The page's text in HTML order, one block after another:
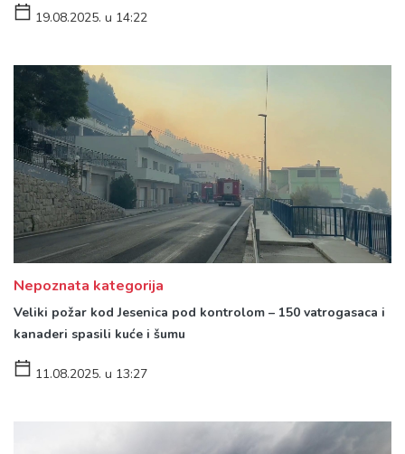
19.08.2025. u 14:22
Nepoznata kategorija
Veliki požar kod Jesenica pod kontrolom – 150 vatrogasaca i
kanaderi spasili kuće i šumu
11.08.2025. u 13:27